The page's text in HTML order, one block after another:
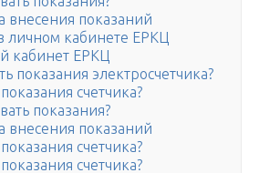
внесения показаний
личном кабинете ЕРКЦ
кабинет ЕРКЦ
показания электросчетчика?
счетчика?
показания?
внесения показаний
счетчика?
счетчика?